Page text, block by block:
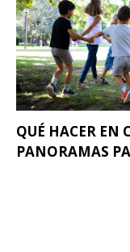
QUÉ HACER EN
PANORAMAS